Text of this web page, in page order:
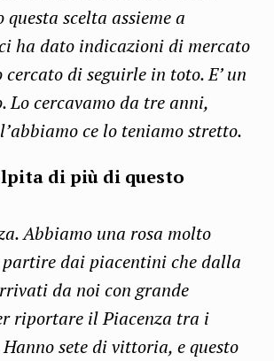
scelta assieme a
ha dato indicazioni di mercato
di seguirle in toto. E’ un
Lo cercavamo da tre anni,
ce lo teniamo stretto.
di più di questo
Abbiamo una rosa molto
dai piacentini che dalla
da noi con grande
riportare il Piacenza tra i
sete di vittoria, e questo